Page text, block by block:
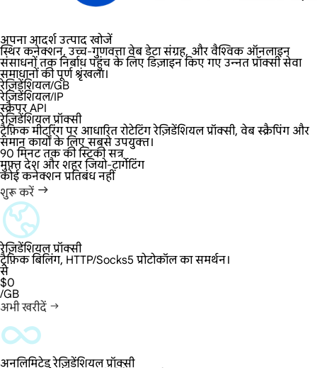
अपना आदर्श उत्पाद खोजें
स्थिर कनेक्शन, उच्च-गुणवत्ता वेब डेटा संग्रह, और वैश्विक ऑनलाइन
संसाधनों तक निर्बाध पहुंच के लिए डिज़ाइन किए गए उन्नत प्रॉक्सी सेवा
समाधानों की पूर्ण श्रृंखला।
रेज़िडेंशियल/GB
रेज़िडेंशियल/IP
स्क्रैपर API
रेज़िडेंशियल प्रॉक्सी
ट्रैफ़िक मीटरिंग पर आधारित रोटेटिंग रेज़िडेंशियल प्रॉक्सी, वेब स्क्रैपिंग और
समान कार्यों के लिए सबसे उपयुक्त।
90 मिनट तक की स्टिकी सत्र
मुफ़्त देश और शहर जियो-टार्गेटिंग
कोई कनेक्शन प्रतिबंध नहीं
शुरू करें
रेज़िडेंशियल प्रॉक्सी
ट्रैफ़िक बिलिंग, HTTP/Socks5 प्रोटोकॉल का समर्थन।
से
$0
/GB
अभी खरीदें
अनलिमिटेड रेज़िडेंशियल प्रॉक्सी